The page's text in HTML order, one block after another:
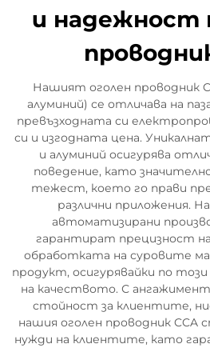
и надежност
Нашият оголен проводник
алуминий) се отличава на
превъзходната си
си и изгодната цена.
и алуминий осигурява
поведение, като
тежест, което го прави
различни приложения.
автоматизирани
гарантират прецизност
обработката на суровите
продукт, осигурявайки по
на качеството. С
стойност за клиентите,
нашия оголен проводник CCA
нужди на клиентите, като